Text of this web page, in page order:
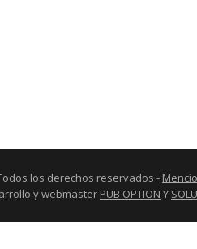
los derechos reservados -
y webmaster PUB OPTION Y